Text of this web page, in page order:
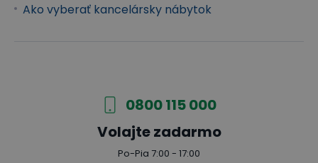
Ako vyberať kancelársky nábytok
0800 115 000
Volajte zadarmo
Po-Pia 7:00 - 17:00